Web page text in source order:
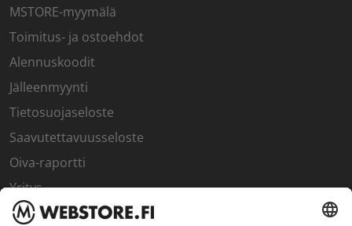
MSTORE-myymälä
Toimitus- ja ostoehdot
Alennuskoodit
Jälleenmyynti
Tietosuojaseloste
Saavutettavuusseloste
Oiva-raportti
Yritys
SISÄPIIRI